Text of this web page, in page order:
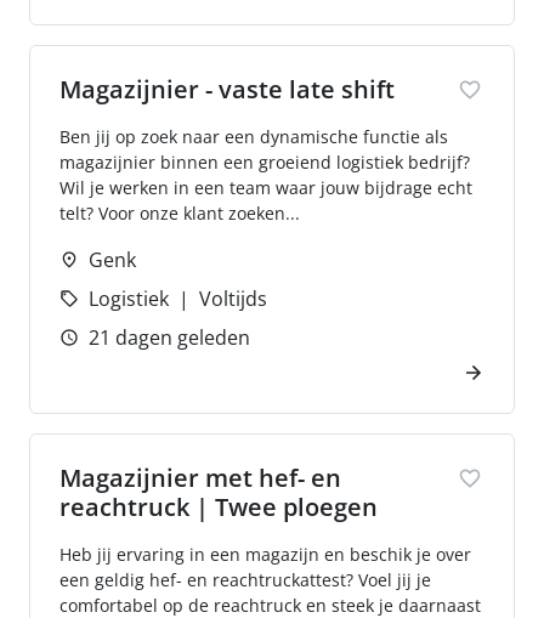
Magazijnier - vaste late shift
Ben jij op zoek naar een dynamische functie als
magazijnier binnen een groeiend logistiek bedrijf?
Wil je werken in een team waar jouw bijdrage echt
telt? Voor onze klant zoeken...
Genk
Logistiek
Voltijds
21 dagen geleden
Magazijnier met hef- en
reachtruck | Twee ploegen
Heb jij ervaring in een magazijn en beschik je over
een geldig hef- en reachtruckattest? Voel jij je
comfortabel op de reachtruck en steek je daarnaast